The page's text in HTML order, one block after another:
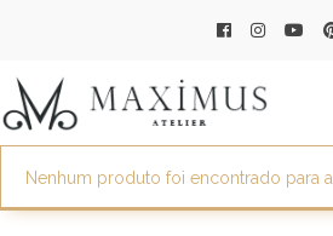
Nenhum produto foi encontrado para a